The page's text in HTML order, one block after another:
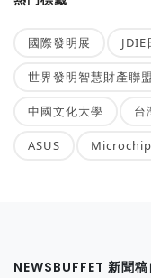
國際發明展
世界發明智慧財產聯
中國文化大學 台
ASUS Microchip
NEWSBUFFET 新聞